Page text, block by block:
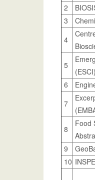
2
3
4
5
(ESCI)
6
7
8
Food
9
10